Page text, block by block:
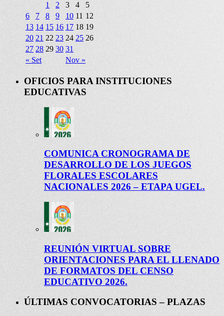
« Set Nov »
1 2 3 4
5
6
7 8 9 10 11 12
13 14 15 16 17 18 19
20 21 22 23 24 25 26
27 28 29 30 31
OFICIOS PARA INSTITUCIONES
EDUCATIVAS
COMUNICA CRONOGRAMA DE
DESARROLLO DE LOS JUEGOS
FLORALES ESCOLARES
NACIONALES 2026 – ETAPA UGEL.
REUNIÓN VIRTUAL SOBRE
ORIENTACIONES PARA EL LLENADO
DE FORMATOS DEL CENSO
EDUCATIVO 2026.
ÚLTIMAS CONVOCATORIAS – PLAZAS